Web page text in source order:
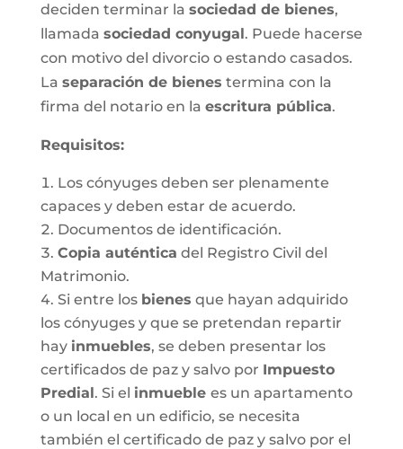
deciden terminar la sociedad de bienes,
llamada sociedad conyugal. Puede hacerse
con motivo del divorcio o estando casados.
La separación de bienes termina con la
firma del notario en la escritura pública.
Requisitos:
Los cónyuges deben ser plenamente
capaces y deben estar de acuerdo.
Documentos de identificación.
Copia auténtica del Registro Civil del
Matrimonio.
Si entre los bienes que hayan adquirido
los cónyuges y que se pretendan repartir
hay inmuebles, se deben presentar los
certificados de paz y salvo por Impuesto
Predial. Si el inmueble es un apartamento
o un local en un edificio, se necesita
también el certificado de paz y salvo por el